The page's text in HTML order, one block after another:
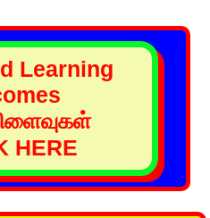
Learning
HERE